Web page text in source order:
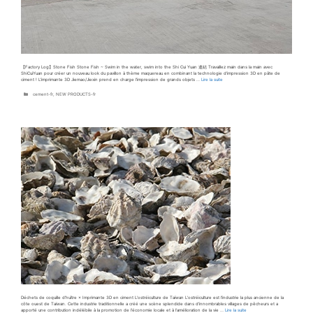
【Factory Log】Stone Fish Stone Fish ~ Swim in the water, swim into the Shi Cui Yuan 連結 Travaillez main dans la main avec
ShiCuiYuan pour créer un nouveau look du pavillon à thème maquereau en combinant la technologie d’impression 3D en pâte de
ciment ! L’imprimante 3D Jiemao/Jiexin prend en charge l’impression de grands objets … Lire la suite
Catégories
cement-fr, NEW PRODUCTS-fr
Déchets de coquille d’huître × Imprimante 3D en ciment L’ostréiculture de Taïwan L’ostréiculture est l’industrie la plus ancienne de la
côte ouest de Taïwan. Cette industrie traditionnelle a créé une scène splendide dans d’innombrables villages de pêcheurs et a
apporté une contribution indélébile à la promotion de l’économie locale et à l’amélioration de la vie … Lire la suite